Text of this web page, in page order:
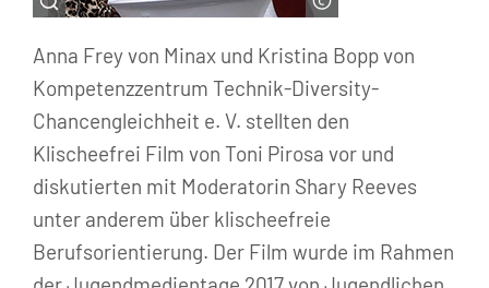
Diversity-Chancengleichheit e. V.
Anna Frey von Minax und Kristina Bopp von
Kompetenzzentrum Technik-Diversity-
Chancengleichheit e. V. stellten den
Klischeefrei Film von Toni Pirosa vor und
diskutierten mit Moderatorin Shary Reeves
unter anderem über klischeefreie
Berufsorientierung. Der Film wurde im Rahmen